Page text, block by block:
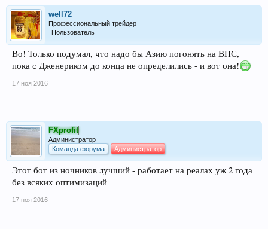
well72
Профессиональный трейдер
Пользователь
Во! Только подумал, что надо бы Азию погонять на ВПС,
пока с Дженериком до конца не определились - и вот она!
17 ноя 2016
FXprofit
Администратор
Команда форума
Администратор
Этот бот из ночников лучший - работает на реалах уж 2 года
без всяких оптимизаций
17 ноя 2016